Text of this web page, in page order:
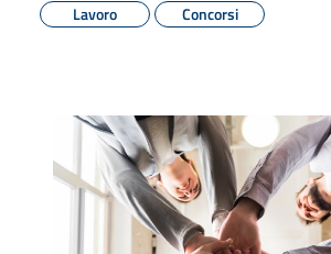
Lavoro
Concorsi